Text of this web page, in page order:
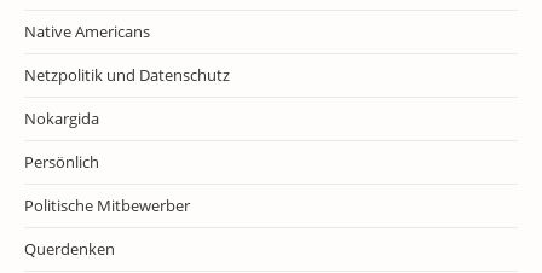
Native Americans
Netzpolitik und Datenschutz
Nokargida
Persönlich
Politische Mitbewerber
Querdenken